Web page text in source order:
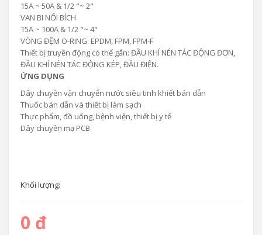
15A ~ 50A & 1/2 "~ 2"
VAN BI NỐI BÍCH
15A ~ 100A & 1/2 "~ 4"
VÒNG ĐỆM O-RING: EPDM, FPM, FPM-F
Thiết bị truyền động có thể gắn: ĐẦU KHÍ NÉN TÁC ĐỘNG ĐƠN,
ĐẦU KHÍ NÉN TÁC ĐỘNG KÉP, ĐẦU ĐIỆN.
ỨNG DỤNG
Dây chuyền vận chuyển nước siêu tinh khiết bán dẫn
Thuốc bán dẫn và thiết bị làm sạch
Thực phẩm, đồ uống, bệnh viện, thiết bị y tế
Dây chuyền mạ PCB
Khối lượng:
0 đ